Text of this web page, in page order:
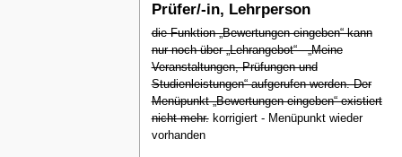
Prüfer/-in, Lehrperson
die Funktion „Bewertungen eingeben“ kann
nur noch über „Lehrangebot“ - „Meine
Veranstaltungen, Prüfungen und
Studienleistungen“ aufgerufen werden. Der
Menüpunkt „Bewertungen eingeben“ existiert
nicht mehr.korrigiert - Menüpunkt wieder
vorhanden